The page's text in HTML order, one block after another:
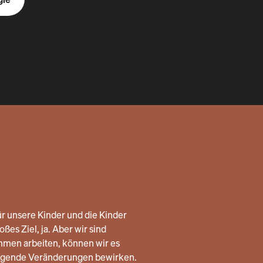
unsere Kinder und die Kinder
Ziel, ja. Aber wir sind
arbeiten, können wir es
Veränderungen bewirken.